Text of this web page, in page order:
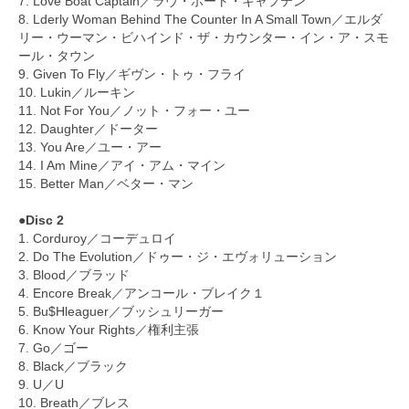
8. Lderly Woman Behind The Counter In A Small Town／エルダ
リー・ウーマン・ビハインド・ザ・カウンター・イン・ア・スモ
ール・タウン
9. Given To Fly／ギヴン・トゥ・フライ
10. Lukin／ルーキン
11. Not For You／ノット・フォー・ユー
12. Daughter／ドーター
13. You Are／ユー・アー
14. I Am Mine／アイ・アム・マイン
15. Better Man／ベター・マン
●Disc 2
1. Corduroy／コーデュロイ
2. Do The Evolution／ドゥー・ジ・エヴォリューション
3. Blood／ブラッド
4. Encore Break／アンコール・ブレイク１
5. Bu$Hleaguer／ブッシュリーガー
6. Know Your Rights／権利主張
7. Go／ゴー
8. Black／ブラック
9. U／U
10. Breath／ブレス